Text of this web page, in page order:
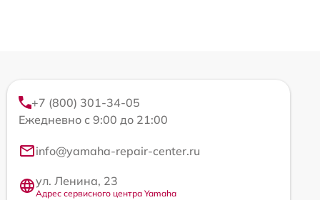
+7 (800) 301-34-05
Ежедневно с 9:00 до 21:00
info@yamaha-repair-center.ru
ул. Ленина, 23
Адрес сервисного центра Yamaha